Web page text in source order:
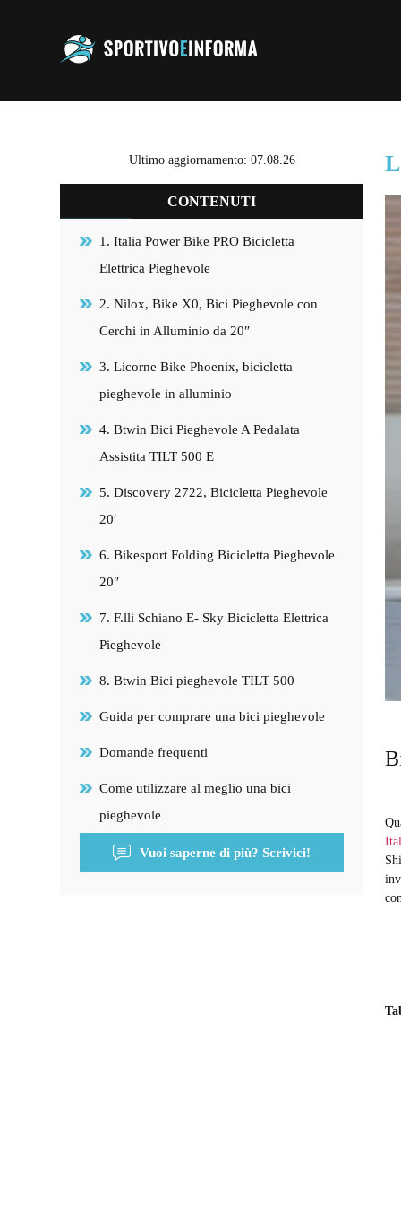
Ultimo aggiornamento: 07.08.26
CONTENUTI
1. Italia Power Bike PRO Bicicletta
Elettrica Pieghevole
2. Nilox, Bike X0, Bici Pieghevole con
Cerchi in Alluminio da 20″
3. Licorne Bike Phoenix, bicicletta
pieghevole in alluminio
4. Btwin Bici Pieghevole A Pedalata
Assistita TILT 500 E
5. Discovery 2722, Bicicletta Pieghevole
20′
6. Bikesport Folding Bicicletta Pieghevole
20″
7. F.lli Schiano E- Sky Bicicletta Elettrica
Pieghevole
8. Btwin Bici pieghevole TILT 500
Guida per comprare una bici pieghevole
Domande frequenti
Come utilizzare al meglio una bici
pieghevole
Vuoi saperne di più? Scrivici!